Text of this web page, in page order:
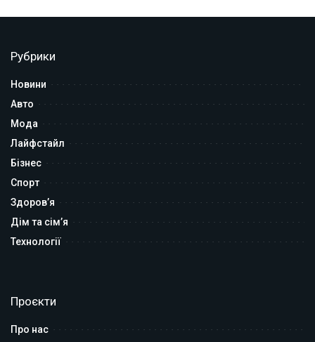
Рубрики
Новини
Авто
Мода
Лайфстайл
Бізнес
Спорт
Здоров’я
Дім та сім’я
Технології
Проєкти
Про нас